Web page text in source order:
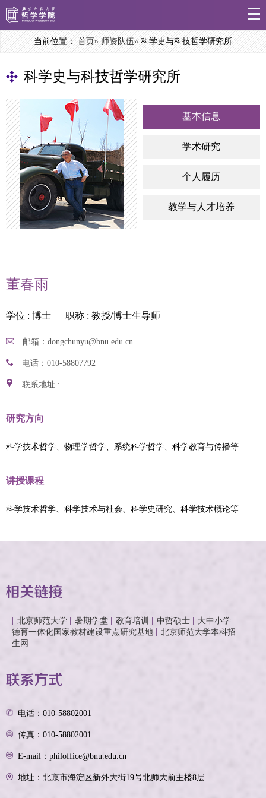
当前位置：首页»师资队伍» 科学史与科技哲学研究所
科学史与科技哲学研究所
董春雨
学位 : 博士 职称 : 教授/博士生导师
邮箱：dongchunyu@bnu.edu.cn
电话：010-58807792
联系地址 :
研究方向
科学技术哲学、物理学哲学、系统科学哲学、科学教育与传播等
讲授课程
科学技术哲学、科学技术与社会、科学史研究、科学技术概论等
基本信息
学术研究
个人履历
教学与人才培养
北京师范大学 暑期学堂 教育培训 中哲硕士
大中小学
德育一体化国家教材建设重点研究基地
北京师范大学本科招
生网
电话：010-58802001
传真：010-58802001
E-mail：philoffice@bnu.edu.cn
地址：北京市海淀区新外大街19号北师大前主楼8层